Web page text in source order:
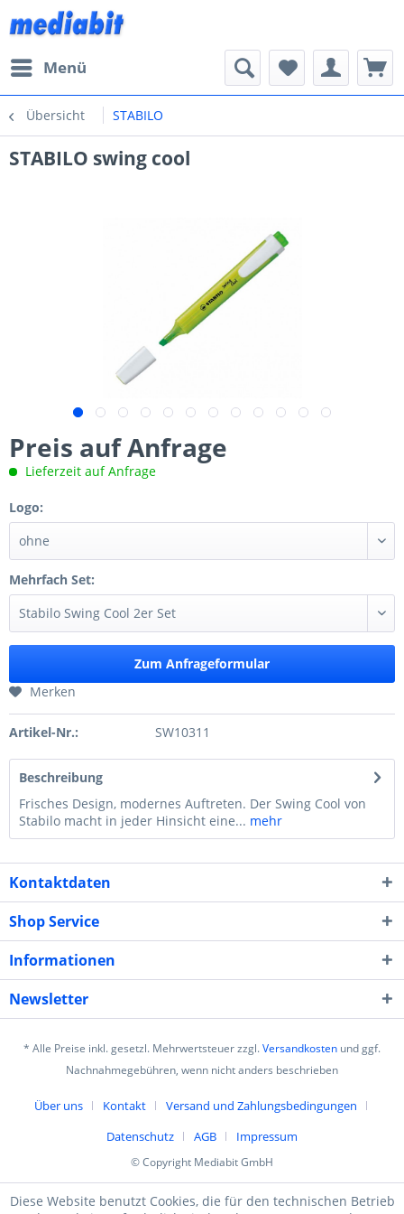
Menü
Übersicht STABILO
STABILO swing cool
Preis auf Anfrage
Lieferzeit auf Anfrage
Logo:
Mehrfach Set:
Zum Anfrageformular
Merken
Artikel-Nr.: SW10311
Beschreibung
Frisches Design, modernes Auftreten. Der Swing Cool von
Stabilo macht in jeder Hinsicht eine... mehr
Kontaktdaten
Shop Service
Informationen
Newsletter
* Alle Preise inkl. gesetzl. Mehrwertsteuer zzgl.Versandkosten und ggf.
Nachnahmegebühren, wenn nicht anders beschrieben
Über uns Kontakt
Versand und Zahlungsbedingungen
Datenschutz
AGB Impressum
© Copyright Mediabit GmbH
Diese Website benutzt Cookies, die für den technischen Betrieb